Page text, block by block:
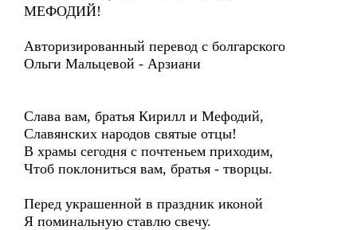
МЕФОДИЙ!
Авторизированный перевод с болгарского
Ольги Мальцевой - Арзиани
Слава вам, братья Кирилл и Мефодий,
Славянских народов святые отцы!
В храмы сегодня с почтеньем приходим,
Чтоб поклониться вам, братья - творцы.
Перед украшенной в праздник иконой
Я поминальную ставлю свечу.